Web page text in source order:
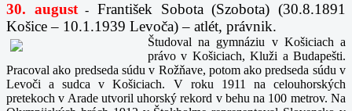
30. august-
František Sobota (Szobota) (30.8.1891
Košice – 10.1.1939 Levoča) – atlét, právnik.
Študoval na gymnáziu v Košiciach a
právo v Košiciach, Kluži a Budapešti.
Pracoval ako predseda súdu v Rožňave, potom ako predseda súdu v
Levoči a sudca v Košiciach. V roku 1911 na celouhorských
pretekoch v Arade utvoril uhorský rekord v behu na 100 metrov. Na